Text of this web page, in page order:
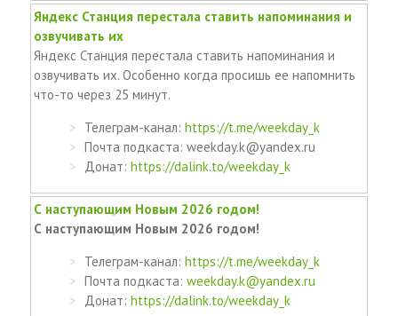
Яндекс Станция перестала ставить напоминания и
озвучивать их
Яндекс Станция перестала ставить напоминания и
озвучивать их. Особенно когда просишь ее напомнить
что-то через 25 минут.
Телеграм-канал: https://t.me/weekday_k
Почта подкаста: weekday.k@yandex.ru
Донат: https://dalink.to/weekday_k
С наступающим Новым 2026 годом!
С наступающим Новым 2026 годом!
Телеграм-канал: https://t.me/weekday_k
Почта подкаста: weekday.k@yandex.ru
Донат: https://dalink.to/weekday_k